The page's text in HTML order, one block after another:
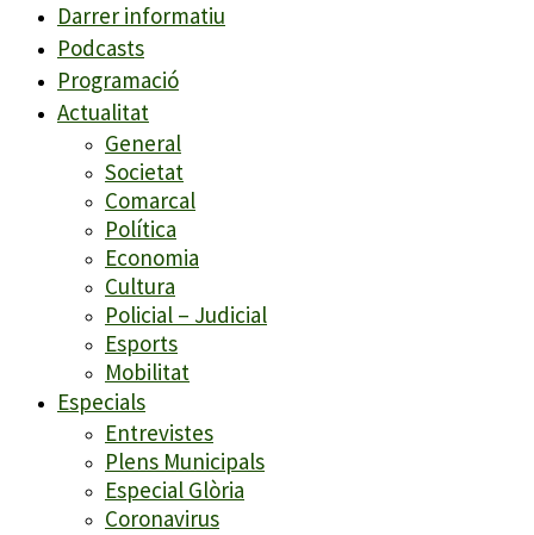
Darrer informatiu
Podcasts
Programació
Actualitat
General
Societat
Comarcal
Política
Economia
Cultura
Policial – Judicial
Esports
Mobilitat
Especials
Entrevistes
Plens Municipals
Especial Glòria
Coronavirus